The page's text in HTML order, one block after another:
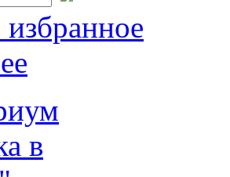
избранное